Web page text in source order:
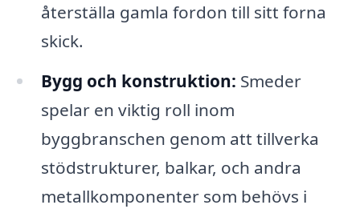
återställa gamla fordon till sitt forna
skick.
Bygg och konstruktion: Smeder
spelar en viktig roll inom
byggbranschen genom att tillverka
stödstrukturer, balkar, och andra
metallkomponenter som behövs i